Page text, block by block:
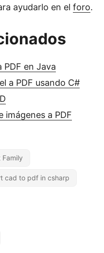
ayudarlo en el foro.
PDF en Java
a PDF usando C#
a PDF
Family
cad to pdf in csharp